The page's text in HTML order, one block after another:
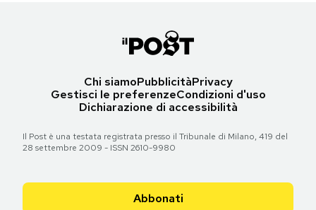
Chi siamoPubblicitàPrivacy
Gestisci le preferenzeCondizioni d'uso
Dichiarazione di accessibilità
Il Post è una testata registrata presso il Tribunale di Milano, 419 del
28 settembre 2009 - ISSN 2610-9980
Abbonati